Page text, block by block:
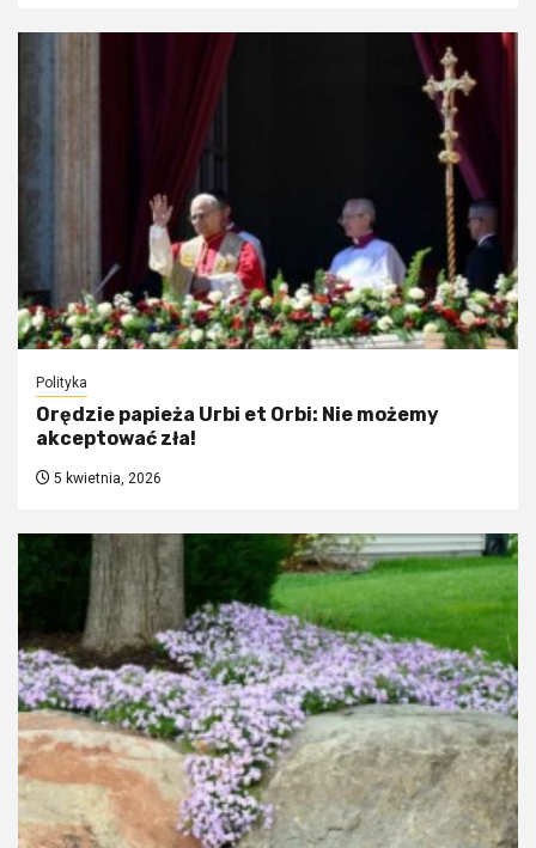
Polityka
Orędzie papieża Urbi et Orbi: Nie możemy
akceptować zła!
5 kwietnia, 2026